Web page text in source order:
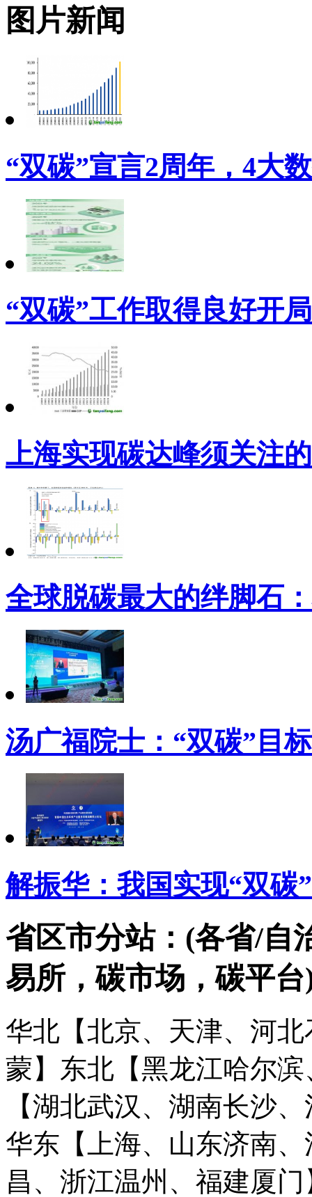
图片新闻
“双碳”宣言2周年，4大
“双碳”工作取得良好开局
上海实现碳达峰须关注
全球脱碳最大的绊脚石
汤广福院士：“双碳”目
解振华：我国实现“双碳
省区市分站：(各省/自
易所，碳市场，碳平台
华北【北京、天津、河
蒙】 东北【黑龙江哈尔
【湖北武汉、湖南长沙
华东【上海、山东济南
昌、浙江温州、福建厦门